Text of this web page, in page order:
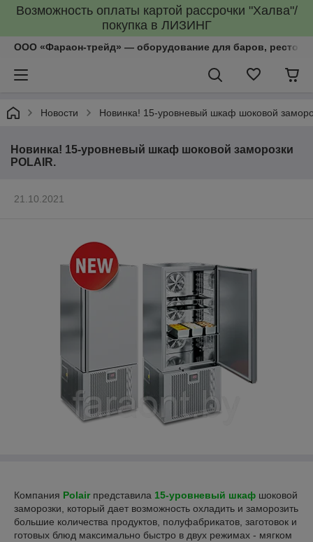
Возможность оплаты картой рассрочки "Халва"/
покупка в ЛИЗИНГ
ООО «Фараон-трейд»‎ — оборудование для баров,
Новости Новинка! 15-уровневый шкаф шоковой
Новинка! 15-уровневый шкаф шоковой заморозки
POLAIR.
21.10.2021
Компания Polairпредставила 15-уровневый шкаф шоковой
заморозки, который дает возможность охладить и заморозить
большие количества продуктов, полуфабрикатов, заготовок и
готовых блюд максимально быстро в двух режимах - мягком